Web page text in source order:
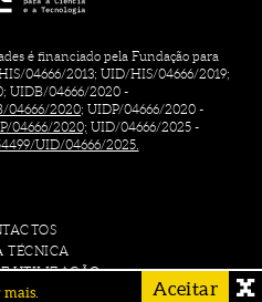
é financiado pela Fundação para
04666/2013; UID/HIS/04666/2019;
UIDB/04666/2020 -
04666/2020; UIDP/04666/2020 -
04666/2020; UID/04666/2025 -
UID/04666/2025.
TÉCNICA
UTILIZAÇÃO
mais. Aceitar